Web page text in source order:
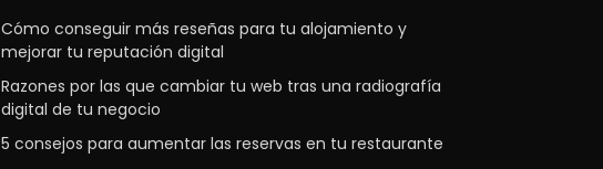
Cómo conseguir más reseñas para tu alojamiento y
mejorar tu reputación digital
Razones por las que cambiar tu web tras una radiografía
digital de tu negocio
5 consejos para aumentar las reservas en tu restaurante